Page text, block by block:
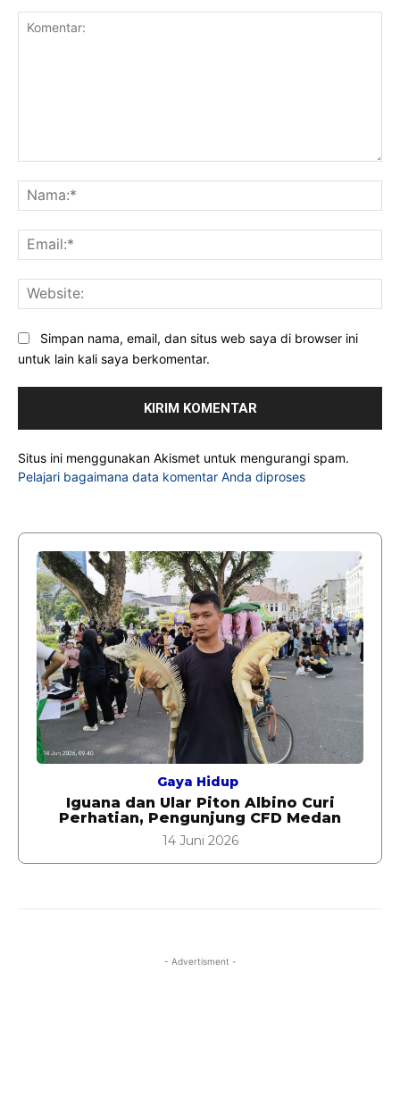
Simpan nama, email, dan situs web saya di browser ini
untuk lain kali saya berkomentar.
Situs ini menggunakan Akismet untuk mengurangi spam.
Pelajari bagaimana data komentar Anda diproses
Gaya Hidup
Iguana dan Ular Piton Albino Curi
Perhatian, Pengunjung CFD Medan
14 Juni 2026
- Advertisment -